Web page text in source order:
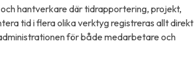
hantverkare där tidrapportering, projekt,
tid i flera olika verktyg registreras allt direkt
för både medarbetare och